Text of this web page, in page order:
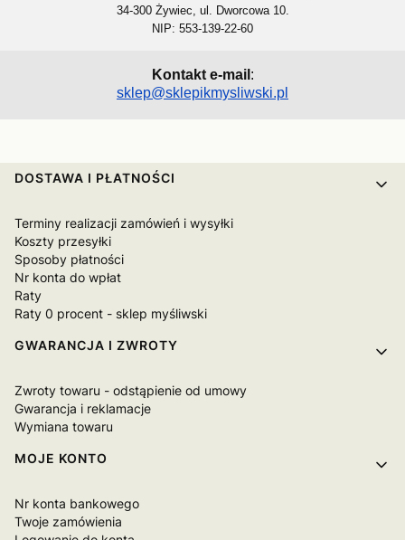
34-300 Żywiec, ul. Dworcowa 10.
NIP: 553-139-22-60
Kontakt e-mail :
sklep@sklepikmysliwski.pl
Linki w stopce
DOSTAWA I PŁATNOŚCI
Terminy realizacji zamówień i wysyłki
Koszty przesyłki
Sposoby płatności
Nr konta do wpłat
Raty
Raty 0 procent - sklep myśliwski
GWARANCJA I ZWROTY
Zwroty towaru - odstąpienie od umowy
Gwarancja i reklamacje
Wymiana towaru
MOJE KONTO
Nr konta bankowego
Twoje zamówienia